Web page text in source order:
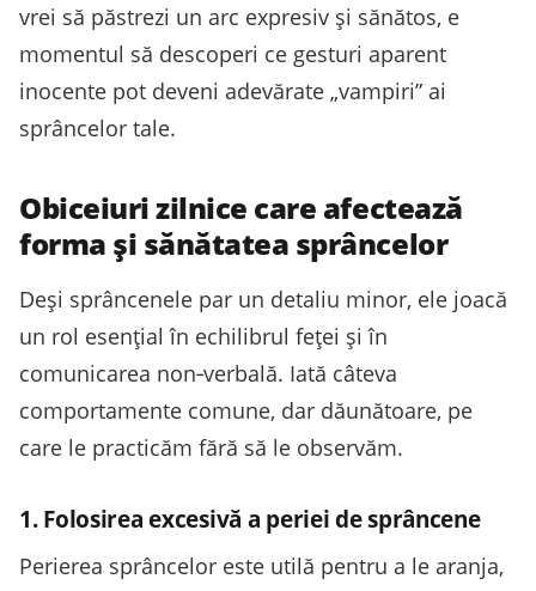
vrei să păstrezi un arc expresiv și sănătos, e
momentul să descoperi ce gesturi aparent
inocente pot deveni adevărate „vampiri” ai
sprâncelor tale.
Obiceiuri zilnice care afectează
forma și sănătatea sprâncelor
Deși sprâncenele par un detaliu minor, ele joacă
un rol esențial în echilibrul feței și în
comunicarea non‑verbală. Iată câteva
comportamente comune, dar dăunătoare, pe
care le practicăm fără să le observăm.
1. Folosirea excesivă a periei de sprâncene
Perierea sprâncelor este utilă pentru a le aranja,